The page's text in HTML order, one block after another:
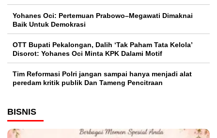
Yohanes Oci: Pertemuan Prabowo–Megawati Dimaknai
Baik Untuk Demokrasi
OTT Bupati Pekalongan, Dalih ‘Tak Paham Tata Kelola’
Disorot: Yohanes Oci Minta KPK Dalami Motif
Tim Reformasi Polri jangan sampai hanya menjadi alat
peredam kritik publik Dan Tameng Pencitraan
BISNIS